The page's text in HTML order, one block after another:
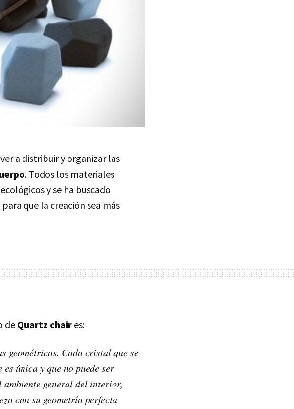
a distribuir y organizar las
. Todos los materiales
y se ha buscado
que la creación sea más
de Quartz chair es:
geométricas. Cada cristal que se
única y que no puede ser
general del interior,
con su geometría perfecta